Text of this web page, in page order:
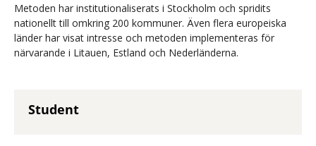
Metoden har institutionaliserats i Stockholm och spridits
nationellt till omkring 200 kommuner. Även flera europeiska
länder har visat intresse och metoden implementeras för
närvarande i Litauen, Estland och Nederländerna.
Student